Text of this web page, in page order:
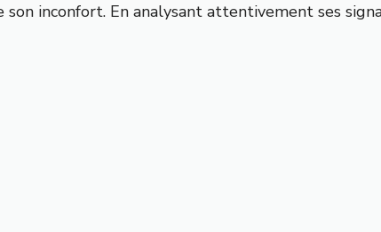
inconfort. En analysant attentivement ses